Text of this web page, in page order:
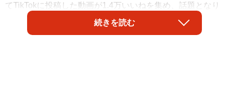
てTikTokに投稿した動画が1.4万いいねを集め、話題となり
ました。ママが知恵を絞った大量のオムツストックに手を
伸ばし、つかみ取ったオムツで楽しそうに遊ぶ三つ子ちゃ
続きを読む